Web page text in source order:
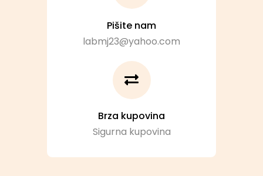
Pišite nam
labmj23@yahoo.com
Brza kupovina
Sigurna kupovina